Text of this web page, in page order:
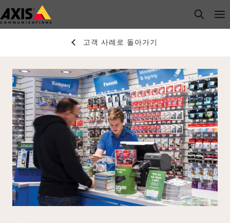
주
요
open
고객 사례로 돌아가기